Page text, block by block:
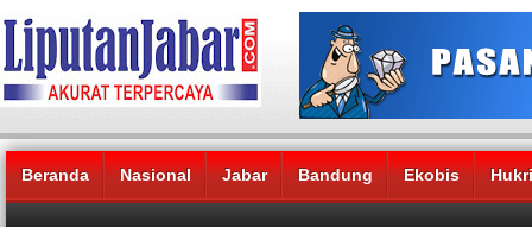
Beranda Nasional Jabar Bandung Ekobis